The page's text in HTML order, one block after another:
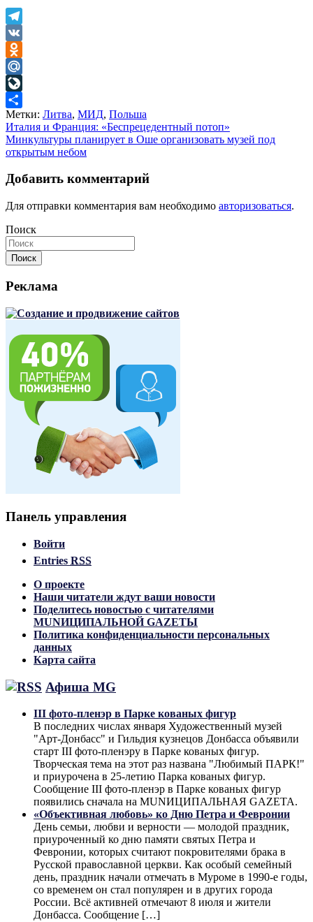
Telegram
VK
Odnoklassniki
Mail.Ru
LiveJournal
Отправить
Метки: Литва, МИД, Польша
Навигация
по
Италия и Франция: «Беспрецедентный потоп»
Минкультуры планирует в Оше организовать музей под
открытым небом
Добавить комментарий
Для отправки комментария вам необходимо авторизоваться.
Поиск
Поиск
Реклама
Панель управления
Войти
Entries RSS
О проекте
Наши читатели ждут ваши новости
Поделитесь новостью с читателями
MUNИЦИПАЛЬНОЙ GAZЕТЫ
Политика конфиденциальности персональных
данных
Карта сайта
Афиша MG
III фото-пленэр в Парке кованых фигур
В последних числах января Художественный музей
"Арт-Донбасс" и Гильдия кузнецов Донбасса объявили
старт III фото-пленэру в Парке кованых фигур.
Творческая тема на этот раз названа "Любимый ПАРК!"
и приурочена в 25-летию Парка кованых фигур.
Сообщение III фото-пленэр в Парке кованых фигур
появились сначала на MUNИЦИПАЛЬНАЯ GAZЕТА.
«Объективная любовь» ко Дню Петра и Февронии
День семьи, любви и верности — молодой праздник,
приуроченный ко дню памяти святых Петра и
Февронии, которых считают покровителями брака в
Русской православной церкви. Как особый семейный
день, праздник начали отмечать в Муроме в 1990-е годы,
со временем он стал популярен и в других города
России. Всё активней отмечают 8 июля и жители
Донбасса. Сообщение […]